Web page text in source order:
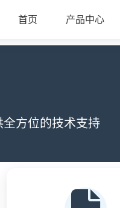
首页 产品中心
方位的技术支持